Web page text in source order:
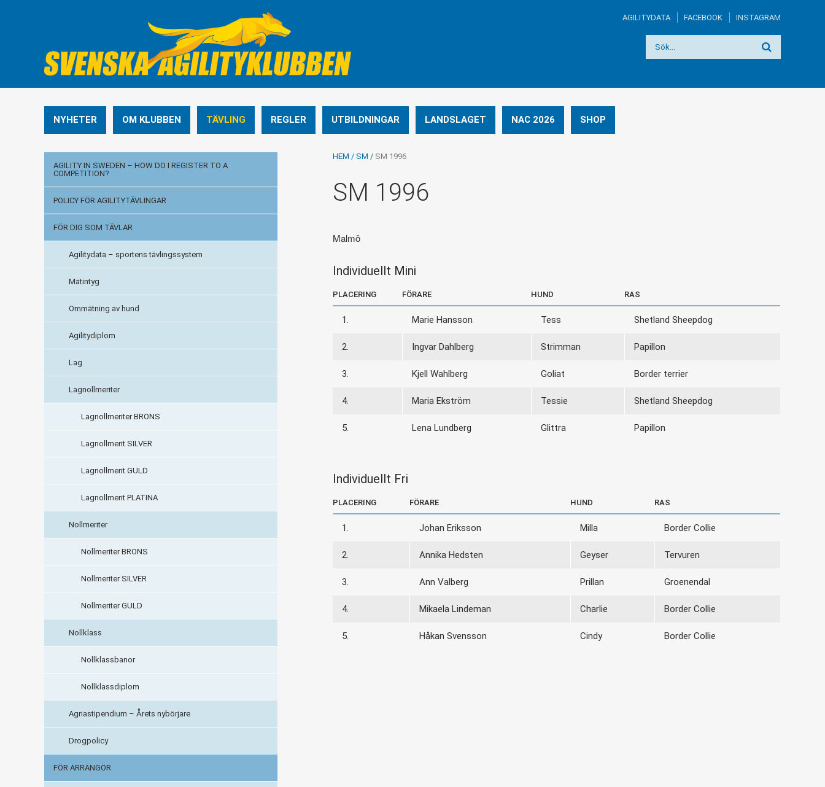
AGILITYDATA FACEBOOK INSTAGRAM
NYHETER OM KLUBBEN TÄVLING REGLER UTBILDNINGAR LANDSLAGET NAC 2026 SHOP
AGILITY IN SWEDEN – HOW DO I REGISTER TO A
COMPETITION?
POLICY FÖR AGILITYTÄVLINGAR
FÖR DIG SOM TÄVLAR
Agilitydata – sportens tävlingssystem
Mätintyg
Ommätning av hund
Agilitydiplom
Lag
Lagnollmeriter
Lagnollmeriter BRONS
Lagnollmerit SILVER
Lagnollmerit GULD
Lagnollmerit PLATINA
Nollmeriter
Nollmeriter BRONS
Nollmeriter SILVER
Nollmeriter GULD
Nollklass
Nollklassbanor
Nollklassdiplom
Agriastipendium – Årets nybörjare
Drogpolicy
FÖR ARRANGÖR
HEM / SM / SM 1996
SM 1996
Malmö
Individuellt Mini
PLACERING FÖRARE HUND RAS
1. Marie Hansson Tess Shetland Sheepdog
2. Ingvar Dahlberg Strimman Papillon
3. Kjell Wahlberg Goliat Border terrier
4. Maria Ekström Tessie Shetland Sheepdog
5. Lena Lundberg Glittra Papillon
Individuellt Fri
PLACERING FÖRARE HUND RAS
1. Johan Eriksson Milla Border Collie
2. Annika Hedsten Geyser Tervuren
3. Ann Valberg Prillan Groenendal
4. Mikaela Lindeman Charlie Border Collie
5. Håkan Svensson Cindy Border Collie